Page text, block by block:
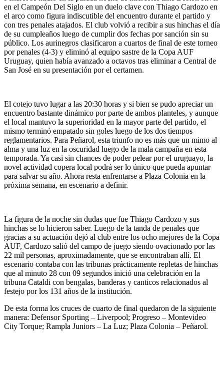
en el Campeón Del Siglo en un duelo clave con Thiago Cardozo en
el arco como figura indiscutible del encuentro durante el partido y
con tres penales atajados. El club volvió a recibir a sus hinchas el día
de su cumpleaños luego de cumplir dos fechas por sanción sin su
público. Los aurinegros clasificaron a cuartos de final de este torneo
por penales (4-3) y eliminó al equipo sastre de la Copa AUF
Uruguay, quien había avanzado a octavos tras eliminar a Central de
San José en su presentación por el certamen.
El cotejo tuvo lugar a las 20:30 horas y si bien se pudo apreciar un
encuentro bastante dinámico por parte de ambos planteles, y aunque
el local mantuvo la superioridad en la mayor parte del partido, el
mismo terminó empatado sin goles luego de los dos tiempos
reglamentarios. Para Peñarol, esta triunfo no es más que un mimo al
alma y una luz en la oscuridad luego de la mala campaña en esta
temporada. Ya casi sin chances de poder pelear por el uruguayo, la
novel actividad copera local podrá ser lo único que pueda apuntar
para salvar su año. Ahora resta enfrentarse a Plaza Colonia en la
próxima semana, en escenario a definir.
La figura de la noche sin dudas que fue Thiago Cardozo y sus
hinchas se lo hicieron saber. Luego de la tanda de penales que
gracias a su actuación dejó al club entre los ocho mejores de la Copa
AUF, Cardozo salió del campo de juego siendo ovacionado por las
22 mil personas, aproximadamente, que se encontraban allí. El
escenario contaba con las tribunas prácticamente repletas de hinchas
que al minuto 28 con 09 segundos inició una celebración en la
tribuna Cataldi con bengalas, banderas y canticos relacionados al
festejo por los 131 años de la institución.
De esta forma los cruces de cuarto de final quedaron de la siguiente
manera: Defensor Sporting – Liverpool; Progreso – Montevideo
City Torque; Rampla Juniors – La Luz; Plaza Colonia – Peñarol.